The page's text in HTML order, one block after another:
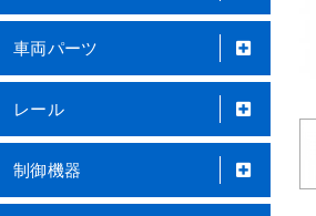
車両パーツ
レール
制御機器